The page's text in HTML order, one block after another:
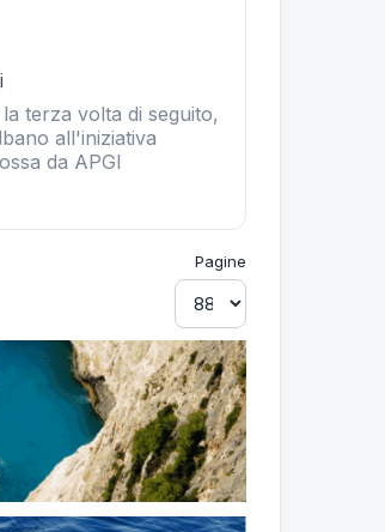
terza volta di seguito,
all'iniziativa
da APGI
Pagine